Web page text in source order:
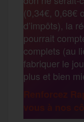
o
o
k
a
g
e
(0,34€, 0,68€
d’impôts), la
pourrait
complets (au
fabriquer le
plus et bien
Renforcez
vous à nos